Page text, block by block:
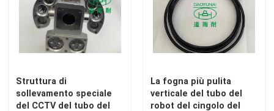
Struttura di
sollevamento speciale
del CCTV del tubo del
La fogna più pulita
verticale del tubo del
robot del cingolo del